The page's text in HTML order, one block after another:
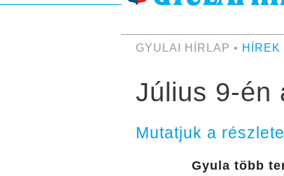
GYULAI HÍRLAP • HÍREK
Július 9-én
Mutatjuk a
Gyula több